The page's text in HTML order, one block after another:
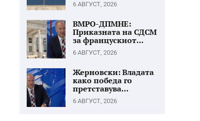
6 АВГУСТ, 2026
ВМРО-ДПМНЕ:
Приказната на СДСМ
за францускиот...
6 АВГУСТ, 2026
Жерновски: Владата
како победа го
претставува...
6 АВГУСТ, 2026